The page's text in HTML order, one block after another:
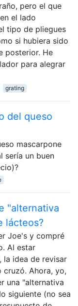
pero el que
el lado
tipo de pliegues
si hubiera sido
posterior. He
para alegrar
grating
del queso
mascarpone
sería un buen
"alternativa
lácteos?
Joe's y compré
Al estar
la idea de revisar
cruzó. Ahora, yo,
una "alternativa
siguiente (no sea